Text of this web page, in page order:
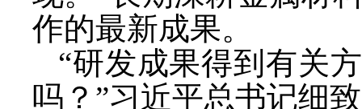
作的最新成果。
“研发成果得到有关
吗？”习近平总书记细